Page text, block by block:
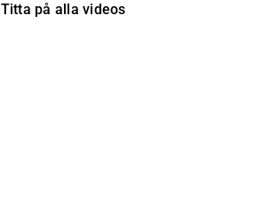
Titta på alla videos